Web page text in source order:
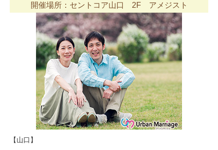
開催場所：セントコア山口 2F アメジスト
【山口】